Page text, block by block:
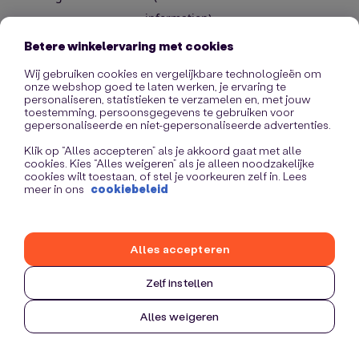
information).
Betere winkelervaring met cookies
Wij gebruiken cookies en vergelijkbare technologieën om
onze webshop goed te laten werken, je ervaring te
personaliseren, statistieken te verzamelen en, met jouw
toestemming, persoonsgegevens te gebruiken voor
gepersonaliseerde en niet-gepersonaliseerde advertenties.
Klik op “Alles accepteren” als je akkoord gaat met alle
cookies. Kies “Alles weigeren” als je alleen noodzakelijke
cookies wilt toestaan, of stel je voorkeuren zelf in. Lees
meer in ons cookiebeleid
Zelf instellen
Alles weigeren
Alles accepteren